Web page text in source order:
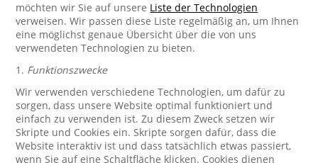
möchten wir Sie auf unsere Liste der Technologien
verweisen. Wir passen diese Liste regelmäßig an, um Ihnen
eine möglichst genaue Übersicht über die von uns
verwendeten Technologien zu bieten.
1. Funktionszwecke
Wir verwenden verschiedene Technologien, um dafür zu
sorgen, dass unsere Website optimal funktioniert und
einfach zu verwenden ist. Zu diesem Zweck setzen wir
Skripte und Cookies ein. Skripte sorgen dafür, dass die
Website interaktiv ist und dass tatsächlich etwas passiert,
wenn Sie auf eine Schaltfläche klicken. Cookies dienen